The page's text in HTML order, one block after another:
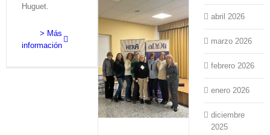
Huguet.
> Más
información
abril 2026
marzo 2026
febrero 2026
enero 2026
diciembre
2025